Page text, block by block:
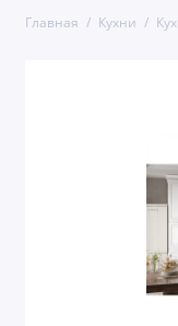
Главная Кухни